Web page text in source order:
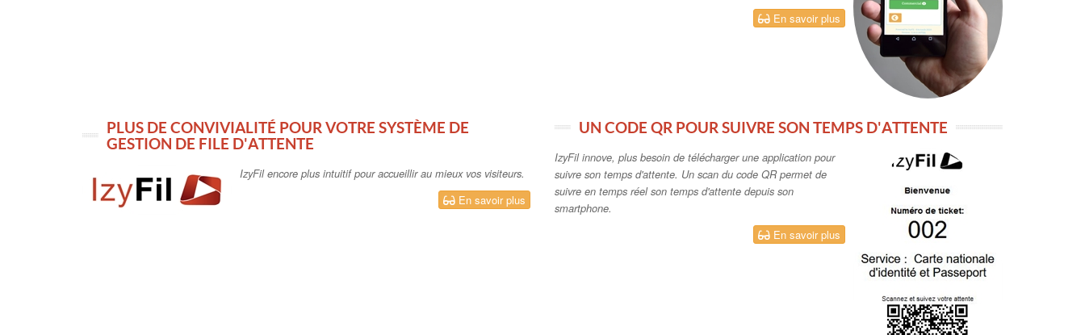
En savoir plus
PLUS DE CONVIVIALITÉ POUR VOTRE SYSTÈME DE
GESTION DE FILE D'ATTENTE
IzyFil encore plus intuitif pour accueillir au mieux vos visiteurs.
En savoir plus
UN CODE QR POUR SUIVRE SON TEMPS D'ATTENTE
IzyFil innove, plus besoin de télécharger une application pour
suivre son temps d'attente. Un scan du code QR permet de
suivre en temps réel son temps d'attente depuis son
smartphone.
En savoir plus